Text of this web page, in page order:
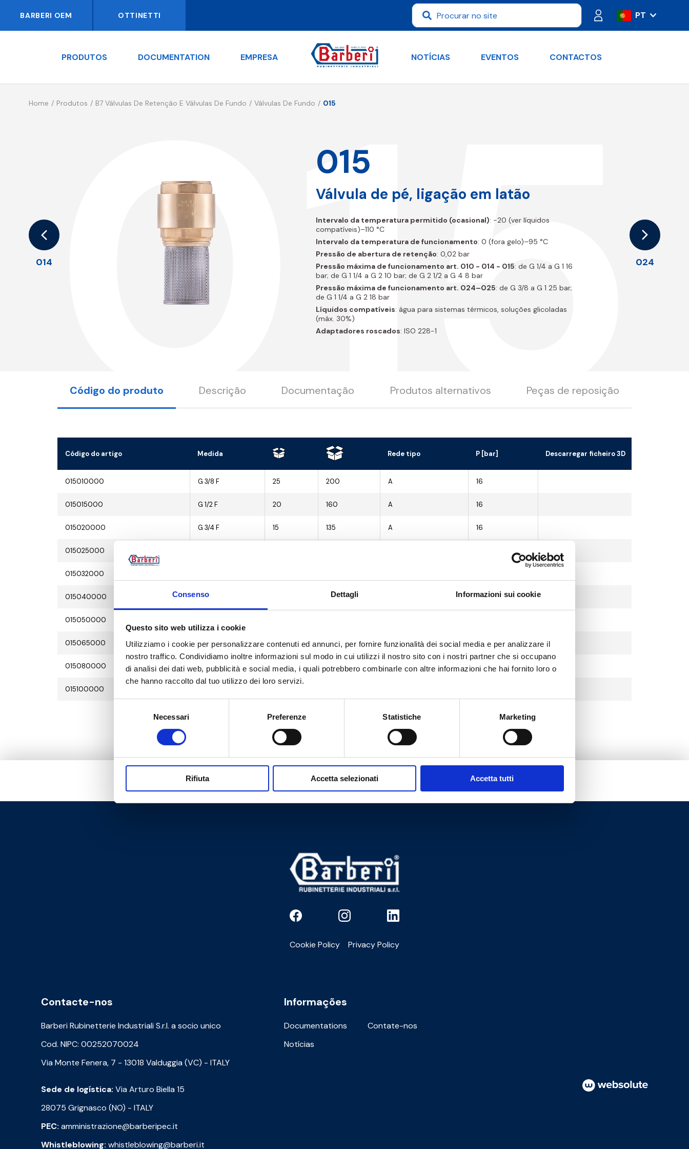
Consenso Dettagli Informazioni sui cookie
Questo sito web utilizza i cookie
Utilizziamo i cookie per personalizzare contenuti ed annunci, per fornire funzionalità dei social media e per analizzare il
nostro traffico. Condividiamo inoltre informazioni sul modo in cui utilizzi il nostro sito con i nostri partner che si occupano
di analisi dei dati web, pubblicità e social media, i quali potrebbero combinarle con altre informazioni che hai fornito loro o
che hanno raccolto dal tuo utilizzo dei loro servizi.
Necessari Preferenze Statistiche Marketing
Rifiuta Accetta selezionati Accetta tutti
BARBERI OEM OTTINETTI
PT
IT
DE
PRODUTOS DOCUMENTATION EMPRESA NOTÍCIAS EVENTOS CONTACTOS
Home Produtos B7 Válvulas De Retenção E Válvulas De Fundo Válvulas De Fundo 015
015
014 024
015
Válvula de pé, ligação em latão
Intervalo da temperatura permitido (ocasional): -20 (ver líquidos
compatíveis)–110 °C
Intervalo da temperatura de funcionamento: 0 (fora gelo)–95 °C
Pressão de abertura de retenção: 0,02 bar
Pressão máxima de funcionamento art. 010 - 014 - 015: de G 1/4 a G 1 16
bar; de G 1 1/4 a G 2 10 bar; de G 2 1/2 a G 4 8 bar
Pressão máxima de funcionamento art. 024–025: de G 3/8 a G 1 25 bar;
de G 1 1/4 a G 2 18 bar
Líquidos compatíveis: água para sistemas térmicos, soluções glicoladas
(máx. 30%)
Adaptadores roscados: ISO 228-1
Código do produto Descrição Documentação Produtos alternativos Peças de reposição
Código do artigo Medida Rede tipo P [bar] Descarregar ficheiro 3D
015010000 G 3/8 F 25 200 A 16
015015000 G 1/2 F 20 160 A 16
015020000 G 3/4 F 15 135 A 16
015025000
015032000
015040000 G 1 1/2 F 30 10
015050000
015065000 G 2 1/2 F - 9 A 8
015080000 G 3 F - 6 A 8
015100000
Tem necessidade de ajuda?
Cookie Policy Privacy Policy
Contacte-nos
Barberi Rubinetterie Industriali S.r.l. a socio unico
Cod. NIPC: 00252070024
Via Monte Fenera, 7 - 13018 Valduggia (VC) - ITALY
Sede de logística: Via Arturo Biella 15
28075 Grignasco (NO) - ITALY
PEC: amministrazione@barberipec.it
Whistleblowing: whistleblowing@barberi.it
Informações
Documentations
Contate-nos
Notícias